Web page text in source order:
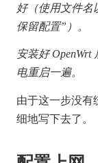
好（使用文件名
保留配置”）。
安装好
电重启一遍。
由于这一步没有
细地写下去了。